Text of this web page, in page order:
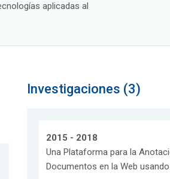
aplicadas al
Investigaciones (3)
2015 - 2018
Una Plataforma para la
Documentos en la Web